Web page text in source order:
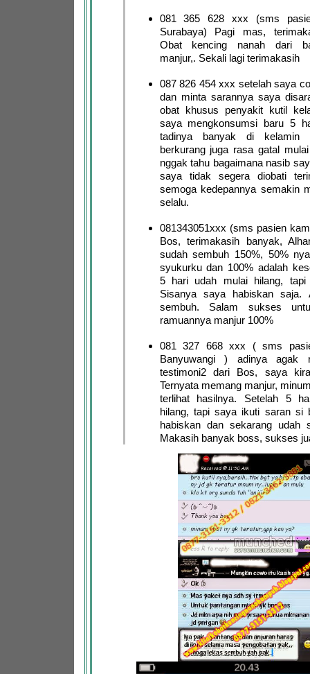
081 365 628 xxx (sms
Surabaya) Pagi mas,
Obat kencing nanah dari
manjur,. Sekali lagi terimakasih
087 826 454 xxx setelah saya
dan minta sarannya saya
obat khusus penyakit kutil
saya mengkonsumsi baru 5
tadinya banyak di kelamin
berkurang juga rasa gatal
nggak tahu bagaimana nasib
saya tidak segera diobati
semoga kedepannya semakin
selalu.
081343051xxx (sms pasien
Bos, terimakasih banyak,
sudah sembuh 150%, 50%
syukurku dan 100% adalah
5 hari udah mulai hilang, tapi
Sisanya saya habiskan saja.
sembuh. Salam sukses
ramuannya manjur 100%
081 327 668 xxx ( sms
Banyuwangi ) adinya agak
testimoni2 dari Bos, saya
Ternyata memang manjur,
terlihat hasilnya. Setelah 5
hilang, tapi saya ikuti saran si
habiskan dan sekarang udah
Makasih banyak boss, sukses